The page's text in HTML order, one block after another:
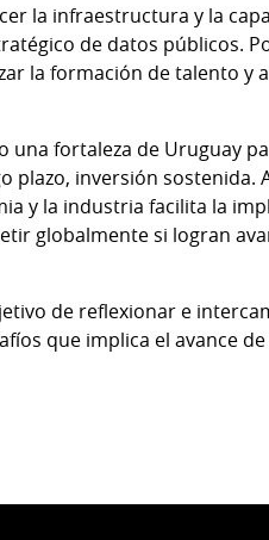
la infraestructura y la
de datos públicos.
la formación de talento y
una fortaleza de Uruguay
plazo, inversión sostenida.
y la industria facilita la
globalmente si logran
de reflexionar e
que implica el avance de